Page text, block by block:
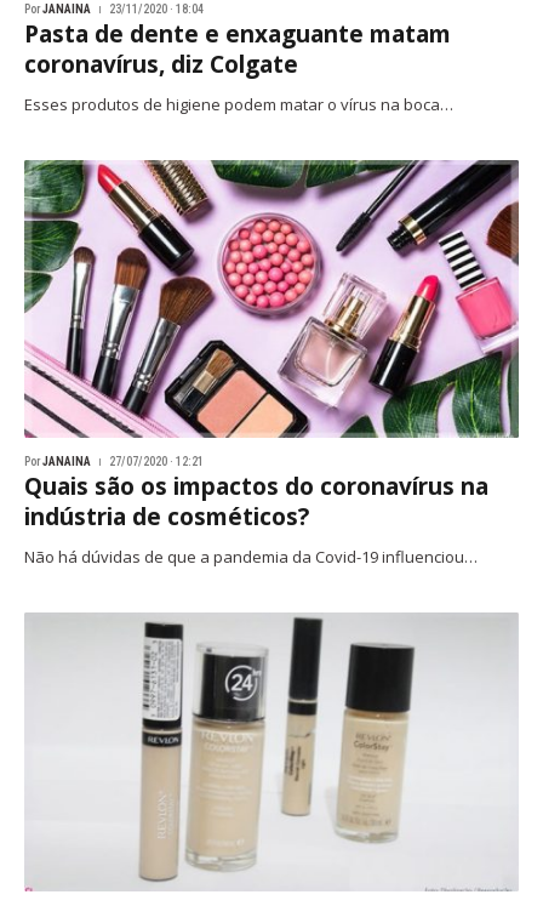
PorJANAINA 23/11/2020 · 18:04
Pasta de dente e enxaguante matam
coronavírus, diz Colgate
Esses produtos de higiene podem matar o vírus na boca…
PorJANAINA 27/07/2020 · 12:21
Quais são os impactos do coronavírus na
indústria de cosméticos?
Não há dúvidas de que a pandemia da Covid-19 influenciou…